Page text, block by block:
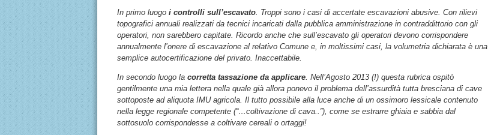
In primo luogo i controlli sull’escavato. Troppi sono i casi di accertate escavazioni abusive. Con rilievi
topografici annuali realizzati da tecnici incaricati dalla pubblica amministrazione in contraddittorio con gli
operatori, non sarebbero capitate. Ricordo anche che sull’escavato gli operatori devono corrispondere
annualmente l’onere di escavazione al relativo Comune e, in moltissimi casi, la volumetria dichiarata è una
semplice autocertificazione del privato. Inaccettabile.
In secondo luogo la corretta tassazione da applicare. Nell’Agosto 2013 (!) questa rubrica ospitò
gentilmente una mia lettera nella quale già allora ponevo il problema dell’assurdità tutta bresciana di cave
sottoposte ad aliquota IMU agricola. Il tutto possibile alla luce anche di un ossimoro lessicale contenuto
nella legge regionale competente (“…coltivazione di cava..”), come se estrarre ghiaia e sabbia dal
sottosuolo corrispondesse a coltivare cereali o ortaggi!